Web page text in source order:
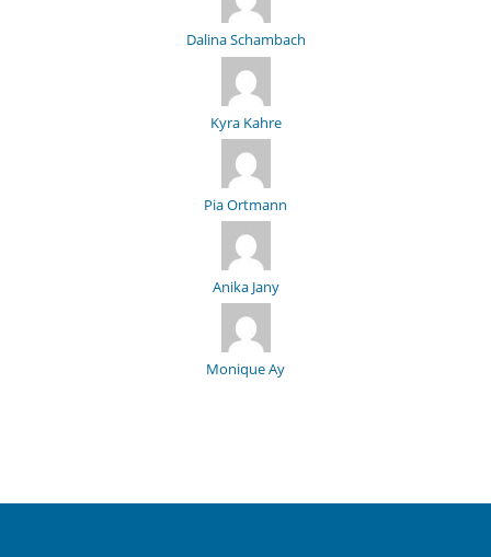
Dalina Schambach
Kyra Kahre
Pia Ortmann
Anika Jany
Monique Ay